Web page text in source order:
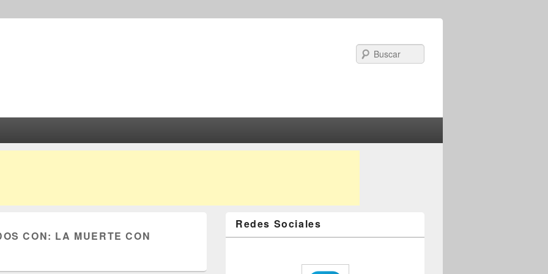
CON: LA MUERTE CON
Redes Sociales